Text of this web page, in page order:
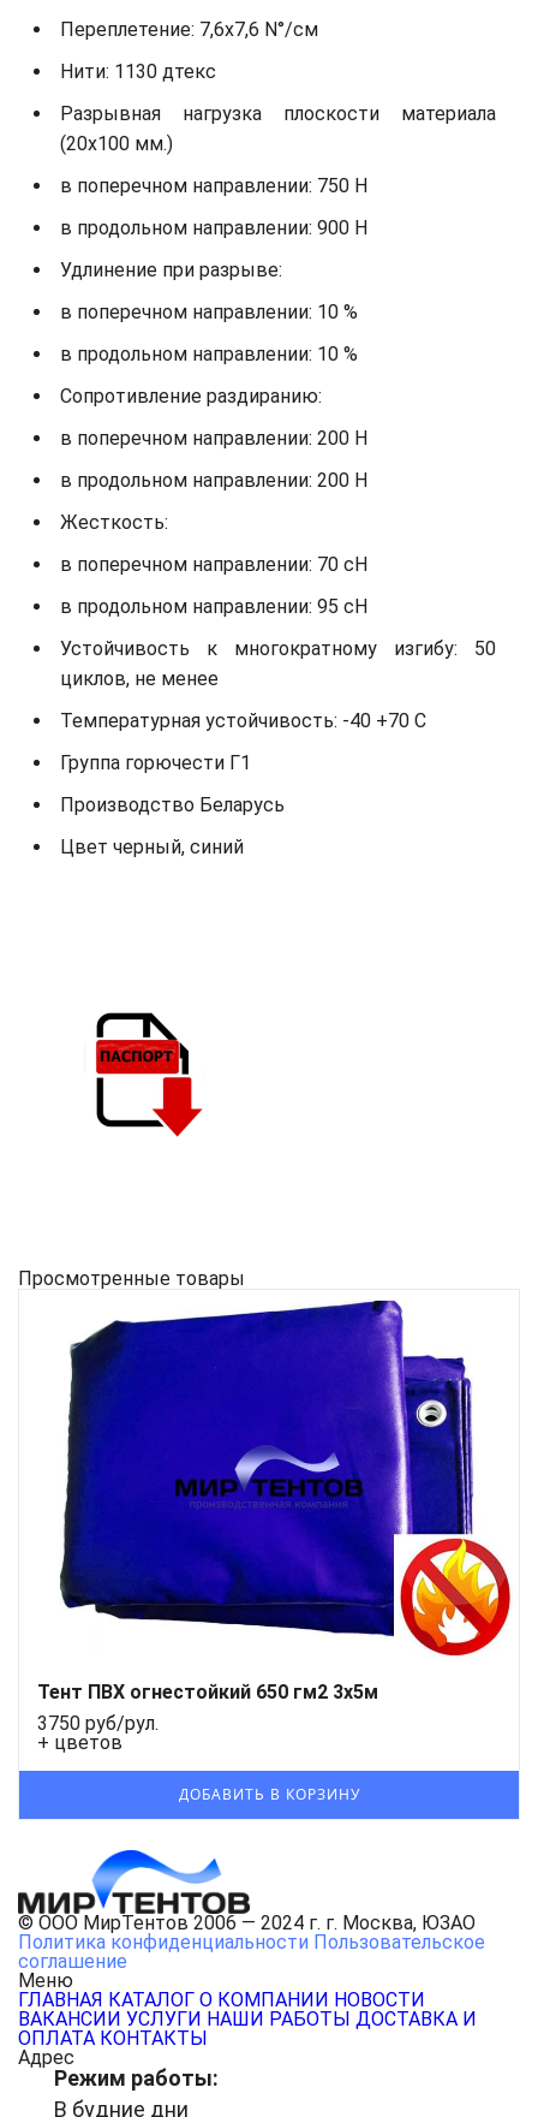
Переплетение: 7,6х7,6 N°/см
Нити: 1130 дтекс
Разрывная нагрузка плоскости материала
(20х100 мм.)
в поперечном направлении: 750 Н
в продольном направлении: 900 Н
Удлинение при разрыве:
в поперечном направлении: 10 %
в продольном направлении: 10 %
Сопротивление раздиранию:
в поперечном направлении: 200 Н
в продольном направлении: 200 Н
Жесткость:
в поперечном направлении: 70 сН
в продольном направлении: 95 сН
Устойчивость к многократному изгибу: 50
циклов, не менее
Температурная устойчивость: -40 +70 С
Группа горючести Г1
Производство Беларусь
Цвет черный, синий
Просмотренные товары
Тент ПВХ огнестойкий 650 гм2 3х5м
3750 руб/рул.
+ цветов
© ООО МирТентов 2006 — 2024 г. г. Москва, ЮЗАО
Политика конфиденциальности Пользовательское
соглашение
Меню
ГЛАВНАЯ КАТАЛОГ О КОМПАНИИ НОВОСТИ
ВАКАНСИИ УСЛУГИ НАШИ РАБОТЫ ДОСТАВКА И
ОПЛАТА КОНТАКТЫ
Адрес
Режим работы:
В будние дни